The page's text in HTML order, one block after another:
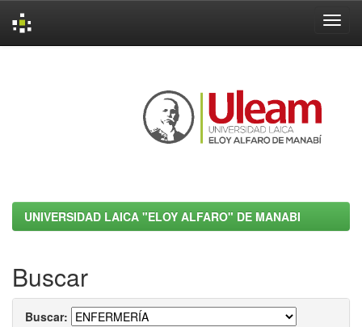
UNIVERSIDAD LAICA "ELOY ALFARO" DE MANABI
Buscar
Buscar: